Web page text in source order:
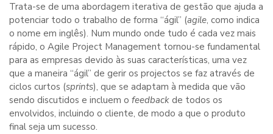
Trata-se de uma abordagem iterativa de gestão que ajuda a
potenciar todo o trabalho de forma “ágil” (agile, como indica
o nome em inglês). Num mundo onde tudo é cada vez mais
rápido, o Agile Project Management tornou-se fundamental
para as empresas devido às suas características, uma vez
que a maneira “ágil” de gerir os projectos se faz através de
ciclos curtos (sprints), que se adaptam à medida que vão
sendo discutidos e incluem o feedback de todos os
envolvidos, incluindo o cliente, de modo a que o produto
final seja um sucesso.